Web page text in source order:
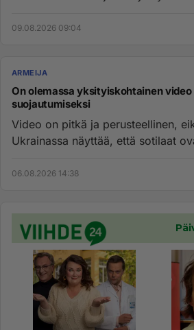
09.08.2026 09:04
ARMEIJA
On olemassa yksityiskohtainen video drooneilta
suojautumiseksi
Video on pitkä ja perusteellinen,
Ukrainassa näyttää, että sotilaat
06.08.2026 14:38